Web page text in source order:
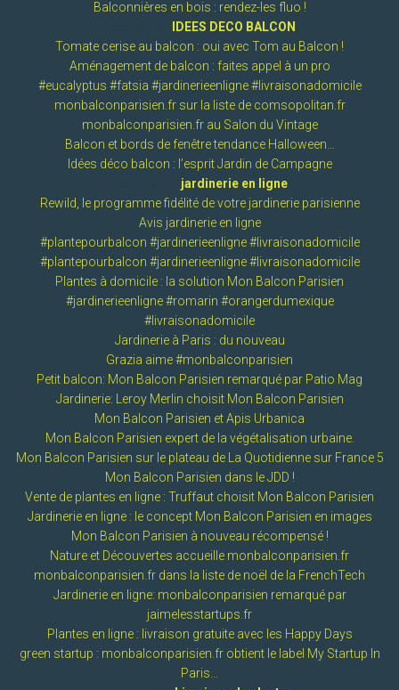
Balconnières en bois : rendez-les fluo !
IDEES DECO BALCON
Tomate cerise au balcon : oui avec Tom au Balcon !
Aménagement de balcon : faites appel à un pro
#eucalyptus #fatsia #jardinerieenligne #livraisonadomicile
monbalconparisien.fr sur la liste de comsopolitan.fr
monbalconparisien.fr au Salon du Vintage
Balcon et bords de fenêtre tendance Halloween…
Idées déco balcon : l’esprit Jardin de Campagne
jardinerie en ligne
Rewild, le programme fidélité de votre jardinerie parisienne
Avis jardinerie en ligne
#plantepourbalcon #jardinerieenligne #livraisonadomicile
#plantepourbalcon #jardinerieenligne #livraisonadomicile
Plantes à domicile : la solution Mon Balcon Parisien
#jardinerieenligne #romarin #orangerdumexique
#livraisonadomicile
Jardinerie à Paris : du nouveau
Grazia aime #monbalconparisien
Petit balcon: Mon Balcon Parisien remarqué par Patio Mag
Jardinerie: Leroy Merlin choisit Mon Balcon Parisien
Mon Balcon Parisien et Apis Urbanica
Mon Balcon Parisien expert de la végétalisation urbaine.
Mon Balcon Parisien sur le plateau de La Quotidienne sur France 5
Mon Balcon Parisien dans le JDD !
Vente de plantes en ligne : Truffaut choisit Mon Balcon Parisien
Jardinerie en ligne : le concept Mon Balcon Parisien en images
Mon Balcon Parisien à nouveau récompensé !
Nature et Découvertes accueille monbalconparisien.fr
monbalconparisien.fr dans la liste de noël de la FrenchTech
Jardinerie en ligne: monbalconparisien remarqué par
jaimelesstartups.fr
Plantes en ligne : livraison gratuite avec les Happy Days
green startup : monbalconparisien.fr obtient le label My Startup In
Paris…